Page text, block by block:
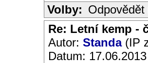
Volby:
Re: Letní kemp -
Autor: Standa(IP
Datum: